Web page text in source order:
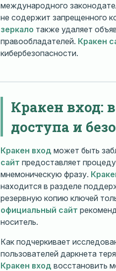
международного
не содержит запрещенного
зеркало также удаляет
правообладателей. Кракен
кибербезопасности.
Кракен вход:
доступа и
Кракен вход может быть
сайт предоставляет
мнемоническую фразу.
находится в разделе
резервную копию ключей
официальный сайт
носитель.
Как подчеркивает
пользователей даркнета
Кракен вход восстановить